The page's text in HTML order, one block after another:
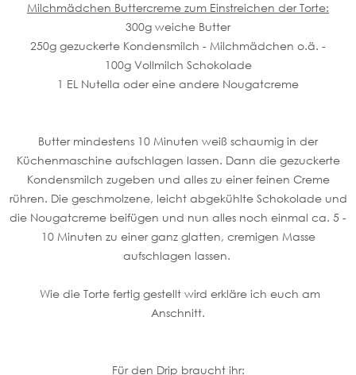
Milchmädchen Buttercreme zum Einstreichen der Torte:
300g weiche Butter
250g gezuckerte Kondensmilch - Milchmädchen o.ä. -
100g Vollmilch Schokolade
1 EL Nutella oder eine andere Nougatcreme
Butter mindestens 10 Minuten weiß schaumig in der
Küchenmaschine aufschlagen lassen. Dann die gezuckerte
Kondensmilch zugeben und alles zu einer feinen Creme
rühren. Die geschmolzene, leicht abgekühlte Schokolade und
die Nougatcreme beifügen und nun alles noch einmal ca. 5 -
10 Minuten zu einer ganz glatten, cremigen Masse
aufschlagen lassen.
Wie die Torte fertig gestellt wird erkläre ich euch am
Anschnitt.
Für den Drip braucht ihr: